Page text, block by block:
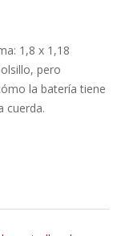
1,8 x 1,18
pero
la batería tiene
cuerda.